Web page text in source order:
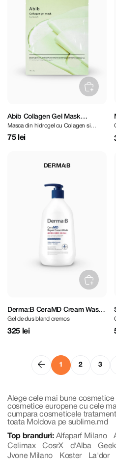
Abib Collagen Gel Mask
Heartleaf Jelly
Masca din hidrogel cu Colagen si
Houttuynia
75 lei
DERMA:B
Derma:B CeraMD Cream Wash
400 ml
Gel de dus bland cremos
325 lei
1 2 3
Alege cele mai bune
cosmetice europene cu cele
cumpara cosmeticele
toata Moldova pe sublime.md
Top branduri: Alfaparf Milano
Celimax
CosrX d'Alba
Jvone Milano
Koster La'dor